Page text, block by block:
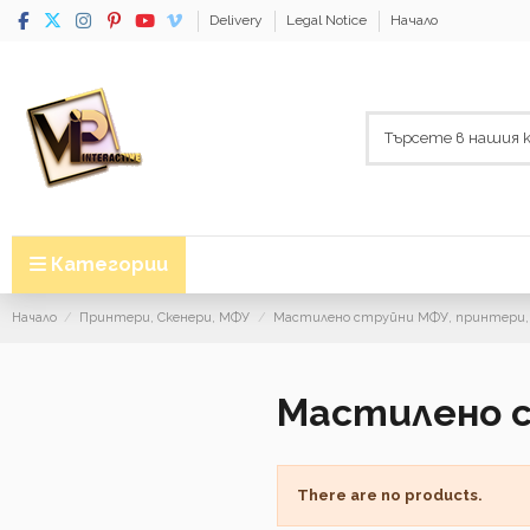
Delivery Legal Notice Начало
Категории
Начало Принтери, Скенери, МФУ Мастилено струйни МФУ, принтери,
Мастилено
There are no products.